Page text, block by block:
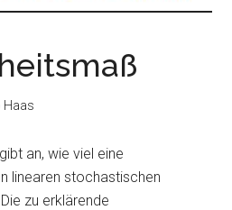
Haas
gibt an, wie viel eine
linearen stochastischen
zu erklärende